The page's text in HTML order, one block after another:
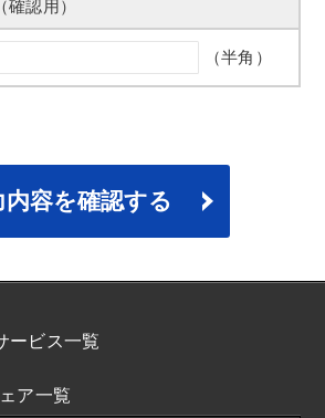
認用）
（半角）
ービス一覧
ア一覧